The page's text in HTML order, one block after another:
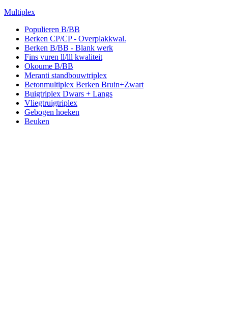
Multiplex
Populieren B/BB
Berken CP/CP - Overplakkwal.
Berken B/BB - Blank werk
Fins vuren ll/lll kwaliteit
Okoume B/BB
Meranti standbouwtriplex
Betonmultiplex Berken Bruin+Zwart
Buigtriplex Dwars + Langs
Vliegtruigtriplex
Gebogen hoeken
Beuken